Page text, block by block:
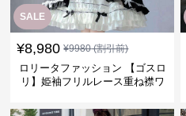
SALE
¥8,980 ¥9980(割引前)
ロリータファッション 【ゴスロ
リ】姫袖フリルレース重ね襟ワ